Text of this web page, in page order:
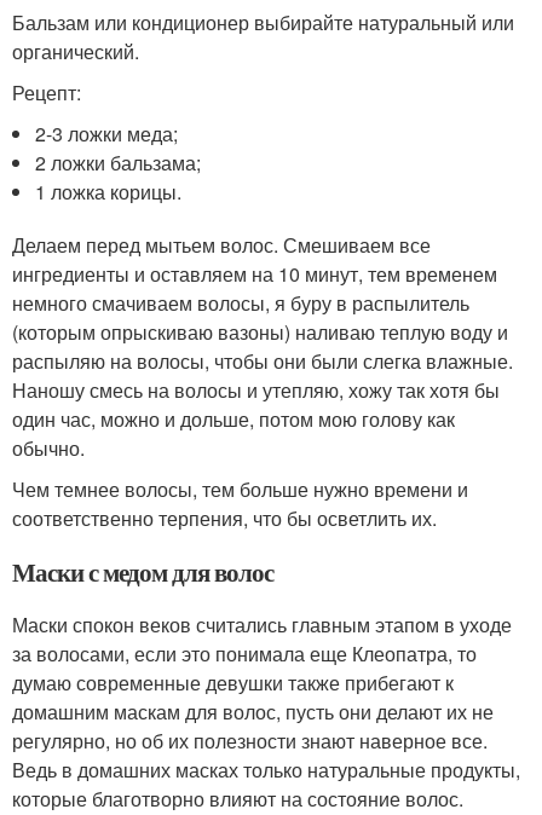
Бальзам или кондиционер выбирайте натуральный или
органический.
Рецепт:
2-3 ложки меда;
2 ложки бальзама;
1 ложка корицы.
Делаем перед мытьем волос. Смешиваем все
ингредиенты и оставляем на 10 минут, тем временем
немного смачиваем волосы, я буру в распылитель
(которым опрыскиваю вазоны) наливаю теплую воду и
распыляю на волосы, чтобы они были слегка влажные.
Наношу смесь на волосы и утепляю, хожу так хотя бы
один час, можно и дольше, потом мою голову как
обычно.
Чем темнее волосы, тем больше нужно времени и
соответственно терпения, что бы осветлить их.
Маски с медом для волос
Маски спокон веков считались главным этапом в уходе
за волосами, если это понимала еще Клеопатра, то
думаю современные девушки также прибегают к
домашним маскам для волос, пусть они делают их не
регулярно, но об их полезности знают наверное все.
Ведь в домашних масках только натуральные продукты,
которые благотворно влияют на состояние волос.